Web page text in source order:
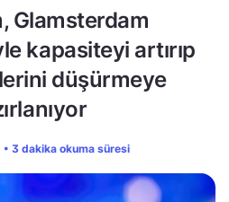
Glamsterdam
kapasiteyi artırıp
düşürmeye
• 3 dakika okuma süresi